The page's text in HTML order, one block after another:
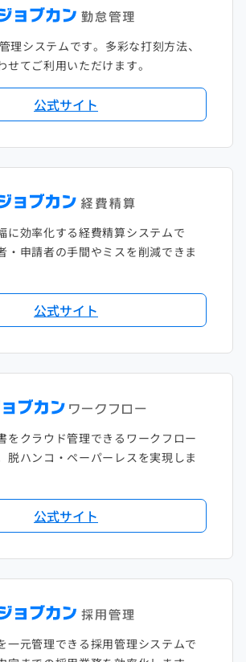
理システムです。多彩な打刻方法、
せてご利用いただけます。
公式サイト
に効率化する経費精算システムで
・申請者の手間やミスを削減できま
公式サイト
をクラウド管理できるワークフロー
脱ハンコ・ペーパーレスを実現しま
公式サイト
一元管理できる採用管理システムで